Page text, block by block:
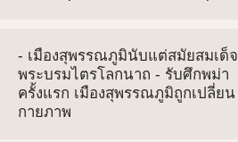
- เมืองสุพรรณภูมินับแต่สมัยสมเด็จ
พระบรมไตรโลกนาถ - รับศึกพม่า
ครั้งแรก เมืองสุพรรณภูมิถูกเปลี่ยน
กายภาพ